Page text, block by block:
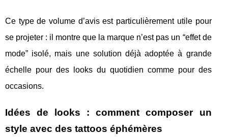
Ce type de volume d’avis est particulièrement utile pour
se projeter : il montre que la marque n’est pas un “effet de
mode” isolé, mais une solution déjà adoptée à grande
échelle pour des looks du quotidien comme pour des
occasions.
Idées de looks : comment composer un
style avec des tattoos éphémères